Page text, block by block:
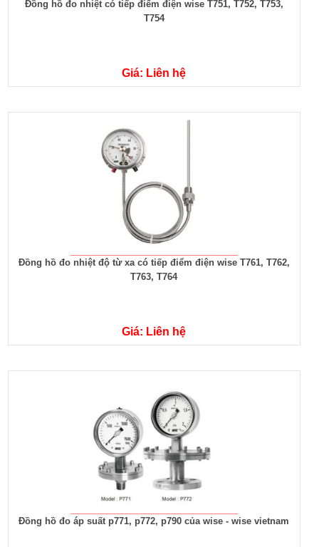
Đồng hồ đo nhiệt có tiếp điểm điện wise T751, T752, T753,
T754
Giá: Liên hệ
Đồng hồ đo nhiệt độ từ xa có tiếp điểm điện wise T761, T762,
T763, T764
Giá: Liên hệ
Đồng hồ đo áp suất p771, p772, p790 của wise - wise vietnam